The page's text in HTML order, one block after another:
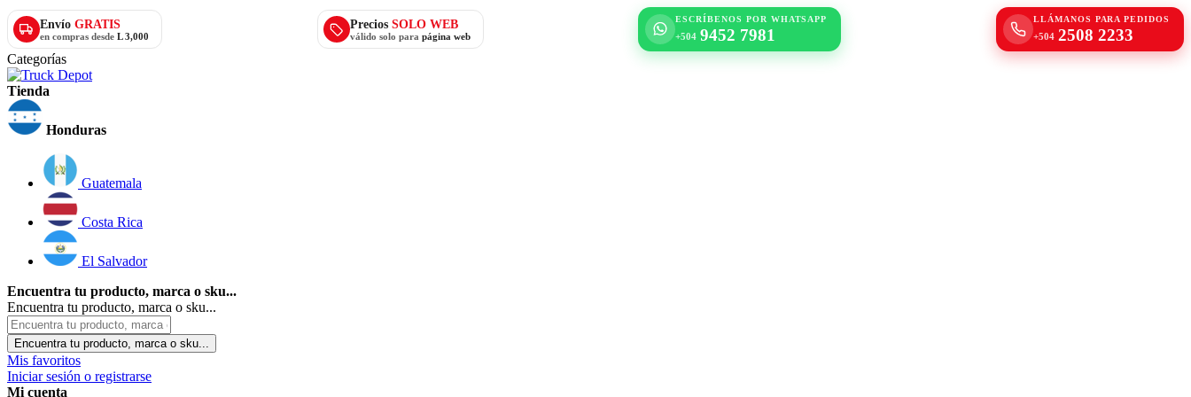
Envío GRATIS
en compras desde L 3,000
Precios SOLO WEB
válido solo para página web
ESCRÍBENOS POR WHATSAPP
+504 9452 7981
LLÁMANOS PARA PEDIDOS
+504 2508 2233
Categorías
Tienda
Honduras
Guatemala
Costa Rica
El Salvador
Encuentra tu producto, marca o sku...
Encuentra tu producto, marca o sku...
Encuentra tu producto, marca o sku...
Mis favoritos
Iniciar sesión o registrarse
Mi cuenta